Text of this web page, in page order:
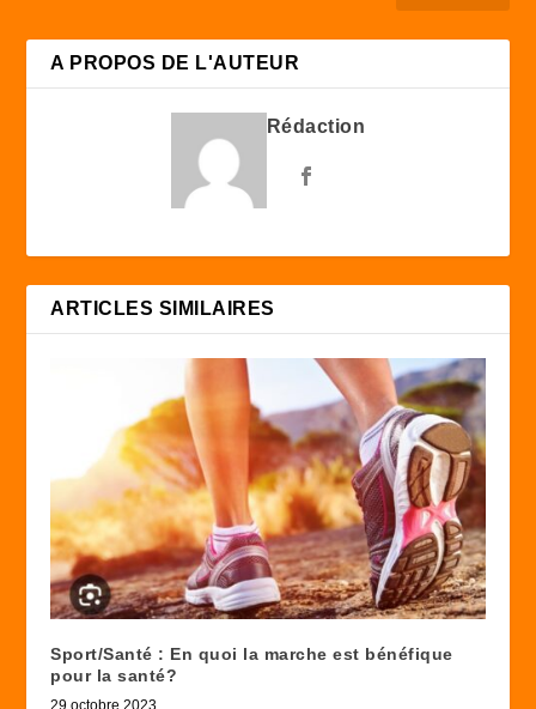
A PROPOS DE L'AUTEUR
Rédaction
ARTICLES SIMILAIRES
Sport/Santé : En quoi la marche est bénéfique
pour la santé?
29 octobre 2023